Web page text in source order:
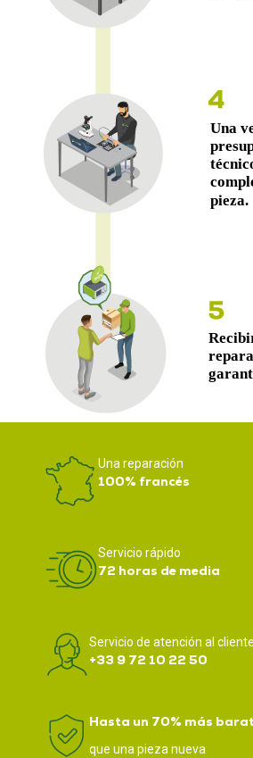
Una reparación
100% francés
Servicio rápido
72 horas de media
Servicio de atención al
+33 9 72 10 22 50
Hasta un 70% más
que una pieza nueva